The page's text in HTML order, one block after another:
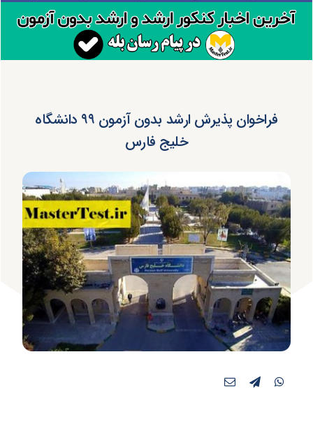
فراخوان پذیرش ارشد بدون آزمون ۹۹ دانشگاه
خلیج فارس